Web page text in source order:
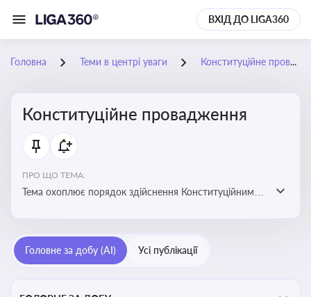
ВХІД ДО LIGA360
Головна Теми в центрі уваги Конституційне провадження
Конституційне провадження
ПРО ЩО ТЕМА:
Тема охоплює порядок здійснення Конституційним
Головне за добу (AI) Усі публікації